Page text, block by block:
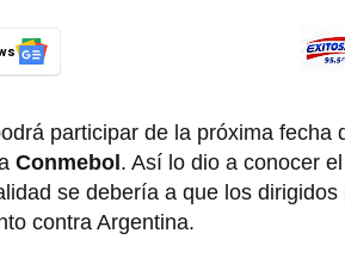
participar de la próxima fecha
Conmebol . Así lo dio a conocer
se debería a que los dirigidos
contra Argentina.